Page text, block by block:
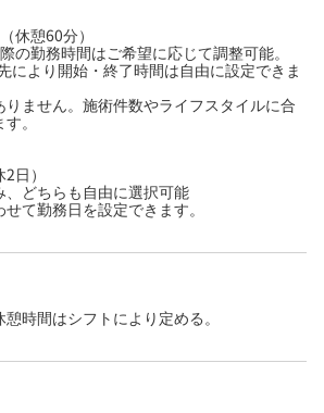
休憩60分）
の勤務時間はご希望に応じて調整可能。
により開始・終了時間は自由に設定できま
りません。施術件数やライフスタイルに合
。
日）
、どちらも自由に選択可能
て勤務日を設定できます。
時間はシフトにより定める。